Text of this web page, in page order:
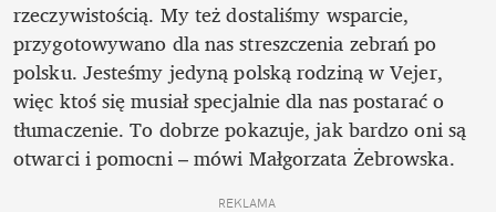
rzeczywistością. My też dostaliśmy wsparcie,
przygotowywano dla nas streszczenia zebrań po
polsku. Jesteśmy jedyną polską rodziną w Vejer,
więc ktoś się musiał specjalnie dla nas postarać o
tłumaczenie. To dobrze pokazuje, jak bardzo oni są
otwarci i pomocni – mówi Małgorzata Żebrowska.
REKLAMA